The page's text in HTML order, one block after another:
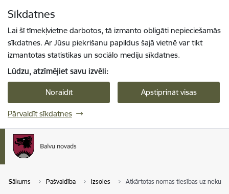
Sīkdatnes
Lai šī tīmekļvietne darbotos, tā izmanto obligāti nepieciešamās
sīkdatnes. Ar Jūsu piekrišanu papildus šajā vietnē var tikt
izmantotas statistikas un sociālo mediju sīkdatnes.
Lūdzu, atzīmējiet savu izvēli:
Noraidīt Apstiprināt visas
Pārvaldīt sīkdatnes
Sākums Pašvaldība Izsoles Atkārtotas nomas tiesības uz